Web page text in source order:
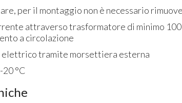
per il montaggio non è necessario
attraverso trasformatore di minimo
a circolazione
elettrico tramite morsettiera esterna
°C